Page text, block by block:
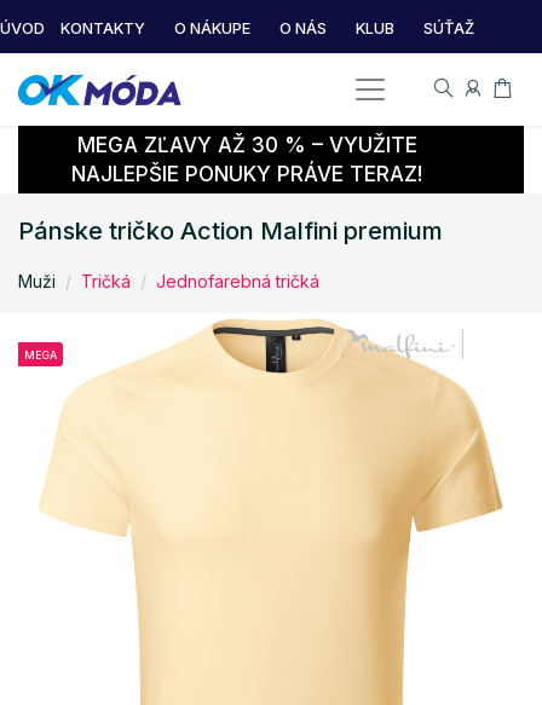
ÚVOD KONTAKTY O NÁKUPE O NÁS KLUB SÚŤAŽ
MEGA ZĽAVY AŽ 30 % – VYUŽITE
NAJLEPŠIE PONUKY PRÁVE TERAZ!
Pánske tričko Action Malfini premium
Muži Tričká Jednofarebná tričká
MEGA